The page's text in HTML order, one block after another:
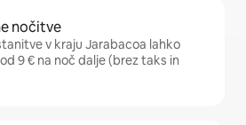
nočitve
v kraju Jarabacoa lahko
9 € na noč dalje (brez taks in